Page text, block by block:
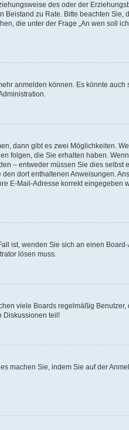
des oder der
zu Rate. Bitte beachten Sie,
die unter der Frage „An wen soll
anmelden können. Es könnte auch
dann gibt es zwei Möglichkeiten.
folgen, die Sie erhalten haben.
– entweder müssen Sie dies selbst
dort enthaltenen Anweisungen.
E-Mail-Adresse korrekt eingegeben
ist, wenden Sie sich an einen
lösen muss.
viele Boards regelmäßig
Diskussionen teil!
machen Sie, indem Sie auf der